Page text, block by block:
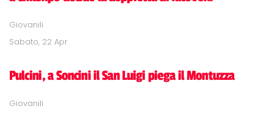
Giovanili
Sabato, 22 Apr
Pulcini, a Soncini il San Luigi piega il Montuzza
Giovanili